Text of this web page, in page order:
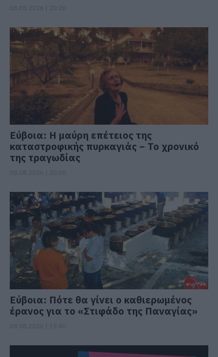
Εύβοια: Η μαύρη επέτειος της
καταστροφικής πυρκαγιάς – Το χρονικό
της τραγωδίας
Εύβοια: Πότε θα γίνει ο καθιερωμένος
έρανος για το «Στιφάδο της Παναγίας»